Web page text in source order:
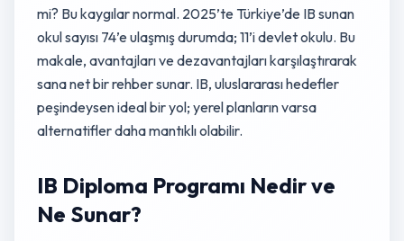
mi? Bu kaygılar normal. 2025’te Türkiye’de IB sunan
okul sayısı 74’e ulaşmış durumda; 11’i devlet okulu. Bu
makale, avantajları ve dezavantajları karşılaştırarak
sana net bir rehber sunar. IB, uluslararası hedefler
peşindeysen ideal bir yol; yerel planların varsa
alternatifler daha mantıklı olabilir.
IB Diploma Programı Nedir ve
Ne Sunar?